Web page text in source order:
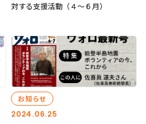
対する支援活動（４〜６月）
2024.06.25
お知らせ